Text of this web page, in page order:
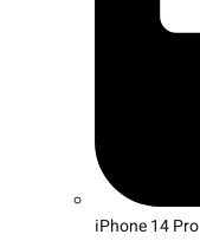
iPhone 14 Pro